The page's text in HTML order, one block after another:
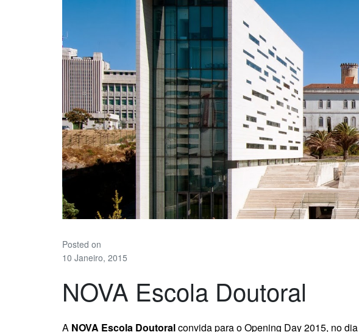
Posted on
10 Janeiro, 2015
NOVA Escola Doutoral
A NOVA Escola Doutoralconvida para o Opening Day 2015, no dia